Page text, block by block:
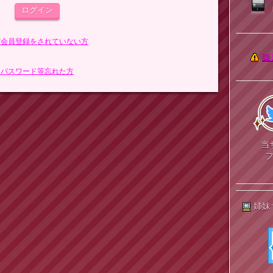
員登録をされていない方
スワード等忘れた方
楽
当
姉妹